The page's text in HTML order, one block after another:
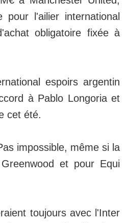
l'ailier international
obligatoire fixée à
espoirs argentin
à Pablo Longoria et
cet été.
impossible, même si la
et pour Equi
toujours avec l'Inter